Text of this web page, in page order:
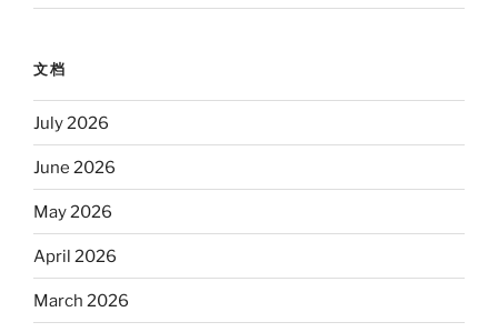
文档
July 2026
June 2026
May 2026
April 2026
March 2026